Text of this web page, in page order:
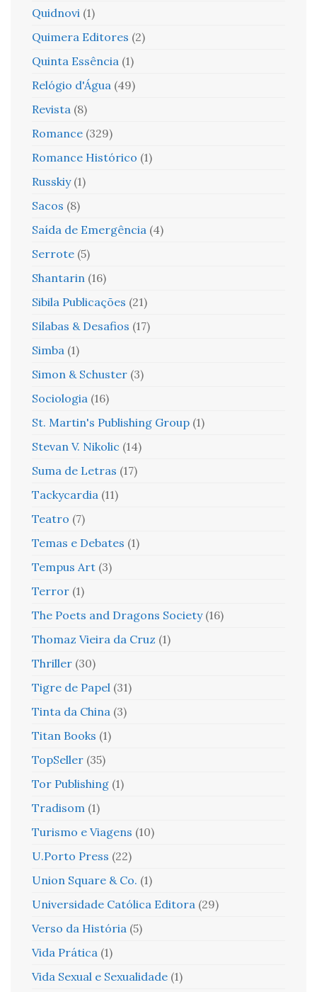
Quidnovi (1)
Quimera Editores (2)
Quinta Essência (1)
Relógio d'Água (49)
Revista (8)
Romance (329)
Romance Histórico (1)
Russkiy (1)
Sacos (8)
Saída de Emergência (4)
Serrote (5)
Shantarin (16)
Sibila Publicações (21)
Sílabas & Desafios (17)
Simba (1)
Simon & Schuster (3)
Sociologia (16)
St. Martin's Publishing Group (1)
Stevan V. Nikolic (14)
Suma de Letras (17)
Tackycardia (11)
Teatro (7)
Temas e Debates (1)
Tempus Art (3)
Terror (1)
The Poets and Dragons Society (16)
Thomaz Vieira da Cruz (1)
Thriller (30)
Tigre de Papel (31)
Tinta da China (3)
Titan Books (1)
TopSeller (35)
Tor Publishing (1)
Tradisom (1)
Turismo e Viagens (10)
U.Porto Press (22)
Union Square & Co. (1)
Universidade Católica Editora (29)
Verso da História (5)
Vida Prática (1)
Vida Sexual e Sexualidade (1)